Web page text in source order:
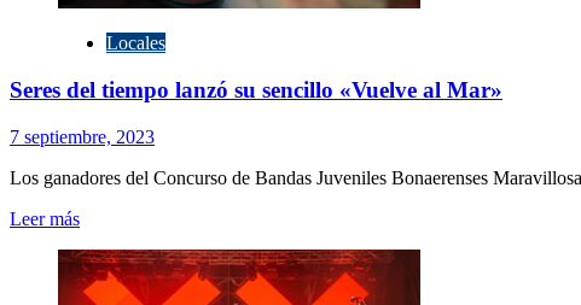
con
Potente
Rock
en
Locales
Seres del tiempo lanzó su sencillo «Vuelve al Mar»
7 septiembre, 2023
Los ganadores del Concurso de Bandas Juveniles Bonaerenses
Leer másLeer
sobre
Seres